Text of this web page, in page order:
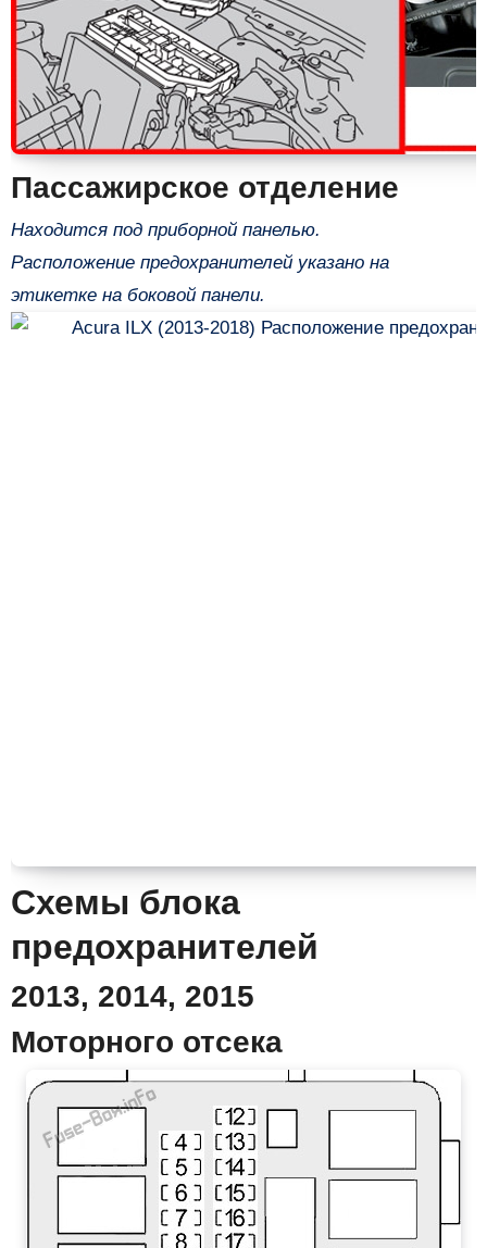
Пассажирское отделение
Находится под приборной панелью.
Расположение предохранителей указано на
этикетке на боковой панели.
Схемы блока
предохранителей
2013, 2014, 2015
Моторного отсека